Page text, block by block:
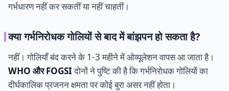
गर्भधारण नहीं कर सकतीं या नहीं चाहतीं।
क्या गर्भनिरोधक गोलियों से बाद में बांझपन हो सकता है?
नहीं। गोलियाँ बंद करने के 1-3 महीने में ओव्यूलेशन वापस आ जाता है।
WHO और FOGSIदोनों ने पुष्टि की है कि गर्भनिरोधक गोलियों का
दीर्घकालिक प्रजनन क्षमता पर कोई बुरा असर नहीं होता।